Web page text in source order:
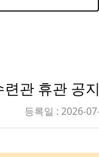
관 휴관 공
등록일 : 2026-